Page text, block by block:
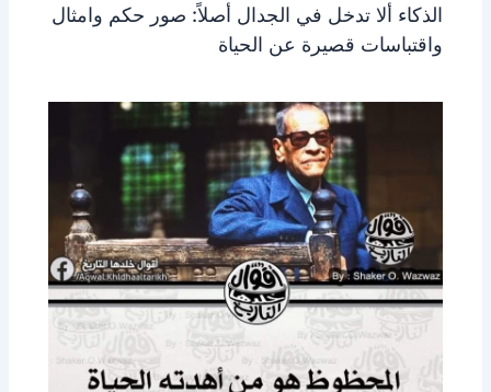
الذكاء ألا تدخل في الجدال أصلاً: صور حكم وامثال
واقتباسات قصيرة عن الحياة